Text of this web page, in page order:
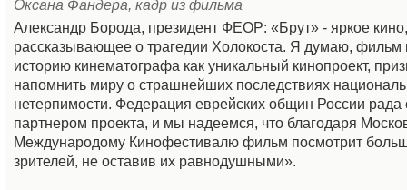
Оксана Фандера, кадр из фильма
Александр Борода, президент ФЕОР: «Брут» - яркое кино,
рассказывающее о трагедии Холокоста. Я думаю, фильм
историю кинематографа как уникальный кинопроект,
напомнить миру о страшнейших последствиях
нетерпимости. Федерация еврейских общин России рада
партнером проекта, и мы надеемся, что благодаря
Международому Кинофестивалю фильм посмотрит
зрителей, не оставив их равнодушными».